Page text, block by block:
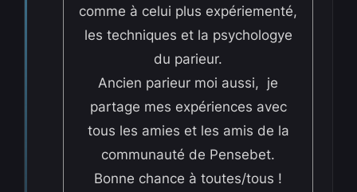
comme à celui plus expériementé,
les techniques et la psychologye
du parieur.
Ancien parieur moi aussi, je
partage mes expériences avec
tous les amies et les amis de la
communauté de Pensebet.
Bonne chance à toutes/tous !